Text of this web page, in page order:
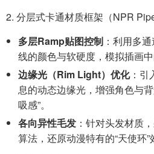
2. 分层式卡通材质框架（NPR
多层Ramp贴图控制 ：利用多
线的颜色与软硬度，模拟插画中
边缘光（Rim Light）优化：引
息的动态边缘光，增强角色与
吸感”。
各向异性毛发 ：针对头发材质
算法，还原动漫特有的“天使环”